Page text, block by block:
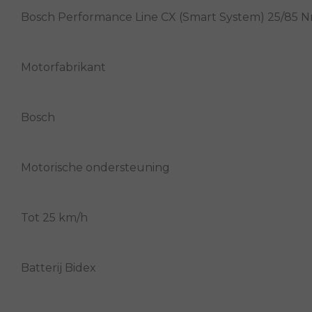
Bosch Performance Line CX (Smart System) 25/85
Motorfabrikant
Bosch
Motorische ondersteuning
Tot 25 km/h
Batterij Bidex